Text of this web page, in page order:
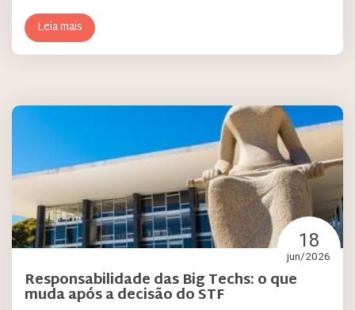
Leia mais
18
jun/2026
Responsabilidade das Big Techs: o que
muda após a decisão do STF